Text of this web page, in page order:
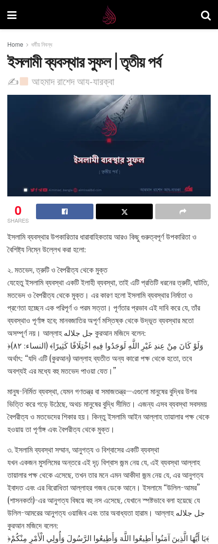
Home ধর্মীয় নিবন্ধ
ইসলামী ব্যবস্থার সুফল | তৃতীয় পর্ব
✍ আহমাদ রাশেদ আয-যারক্বা
0
SHARES
ইসলামি ব্যবস্থার উপকারিতার ধারাবাহিকতায় আরও কিছু গুরুত্বপূর্ণ উপকারিতা ও
বৈশিষ্ট্য নিম্নে উল্লেখ করা হলো:
২. মতভেদ, ত্রুটি ও বৈপরীত্য থেকে মুক্ত
যেহেতু ইসলামি ব্যবস্থা একটি ইলাহী ব্যবস্থা, তাই এটি প্রতিটি ধরনের ত্রুটি, ঘাটতি,
মতভেদ ও বৈপরীত্য থেকে মুক্ত। এর কারণ হলো ইসলামি ব্যবস্থার নির্মাতা ও
প্রণেতা হচ্ছেন এক পরিপূর্ণ ও পরম সত্তা। পূর্ণতার প্রভাব এই দাবি করে যে, তাঁর
ব্যবস্থাও পূর্ণাঙ্গ হবে; মানবজাতির অপূর্ণ মস্তিষ্ক থেকে উদ্ভূত ব্যবস্থার মতো
অসম্পূর্ণ নয়। আল্লাহ جل جلاله কুরআন মজিদে বলেন:
﴿وَلَوْ كَانَ مِنْ عِندِ غَيْرِ اللَّهِ لَوَجَدُوا فِيهِ اخْتِلَافًا كَثِيرًا﴾ (النساء: ۸۲)
অর্থাৎ: “যদি এটি (কুরআন) আল্লাহ ব্যতীত অন্য কারো পক্ষ থেকে হতো, তবে
অবশ্যই এর মধ্যে বহু মতভেদ পাওয়া যেত।”
মানুষ-নির্মিত ব্যবস্থা, যেমন গণতন্ত্র বা সমাজতন্ত্র—এগুলো মানুষের বুদ্ধির উপর
ভিত্তি করে গড়ে উঠেছে, অথচ মানুষের বুদ্ধি সীমিত। এজন্য এসব ব্যবস্থা সবসময়
বৈপরীত্য ও মতভেদের শিকার হয়। কিন্তু ইসলামি আইন আল্লাহ তায়ালার পক্ষ থেকে
হওয়ায় তা পূর্ণাঙ্গ এবং বৈপরীত্য থেকে মুক্ত।
৩. ইসলামি ব্যবস্থা সম্মান, আনুগত্য ও বিশ্বাসের একটি ব্যবস্থা
যখন একজন মুসলিমের অন্তরে এই দৃঢ় বিশ্বাস জন্ম নেয় যে, এই ব্যবস্থা আল্লাহ
তায়ালার পক্ষ থেকে এসেছে, তখন তার মনে এমন আকীদা জন্ম নেয় যে, এর আনুগত্য
ইবাদত এবং এর বিরোধিতা আল্লাহর গজব ডেকে আনে। ইসলামে “উলিল-আমর”
(শাসনকর্তা)-এর আনুগত্য বিষয়ে বহু নস এসেছে, যেখানে স্পষ্টভাবে বলা হয়েছে যে
উলিল-আমরের আনুগত্য ওয়াজিব এবং তার অবাধ্যতা হারাম। আল্লাহ جل جلاله
কুরআন মজিদে বলেন:
﴿يَا أَيُّهَا الَّذِينَ آمَنُوا أَطِيعُوا اللَّهَ وَأَطِيعُوا الرَّسُولَ وَأُولِي الْأَمْرِ مِنْكُمْ﴾